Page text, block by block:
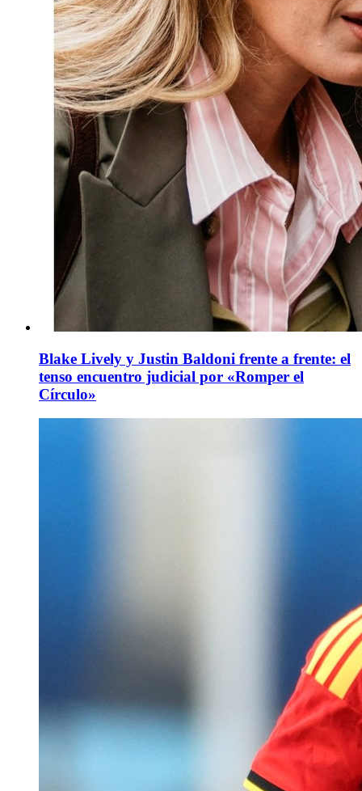
Blake Lively y Justin Baldoni frente a frente: el
tenso encuentro judicial por «Romper el
Círculo»